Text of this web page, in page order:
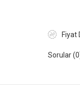
Fiyat
Sorular